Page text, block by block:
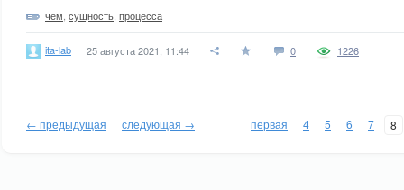
чем сущность процесса
ita-lab 25 августа 2021, 11:44 0 1226
← предыдущая следующая → первая 4 5 6 7 8